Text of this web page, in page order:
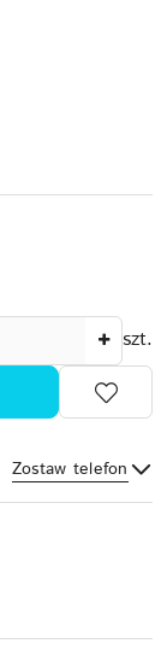
szt.
Zostaw telefon